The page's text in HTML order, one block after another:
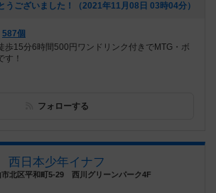
うございました！（2021年11月08日 03時04分）
587個
歩15分6時間500円ワンドリンク付きでMTG・ボ
す！
フォローする
西日本少年イナフ
市北区平和町5-29 西川グリーンパーク4F